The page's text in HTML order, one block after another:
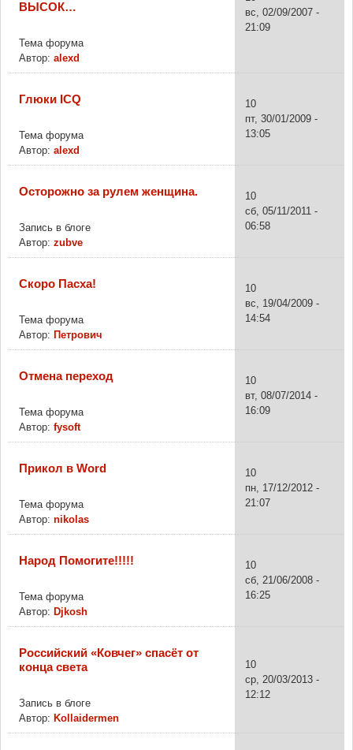
ВЫСОК…
Тема форума
Автор: alexd
вс, 02/09/2007 -
21:09
Глюки ICQ
Тема форума
Автор: alexd
10
пт, 30/01/2009 -
13:05
Осторожно за рулем женщина.
Запись в блоге
Автор: zubve
10
сб, 05/11/2011 -
06:58
Скоро Пасха!
Тема форума
Автор: Петрович
10
вс, 19/04/2009 -
14:54
Отмена переход
Тема форума
Автор: fysoft
10
вт, 08/07/2014 -
16:09
Прикол в Word
Тема форума
Автор: nikolas
10
пн, 17/12/2012 -
21:07
Народ Помогите!!!!!
Тема форума
Автор: Djkosh
10
сб, 21/06/2008 -
16:25
Российский «Ковчег» спасёт от
конца света
Запись в блоге
Автор: Kollaidermen
10
ср, 20/03/2013 -
12:12